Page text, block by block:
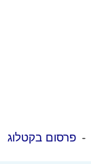
-פרסום בקטלוג